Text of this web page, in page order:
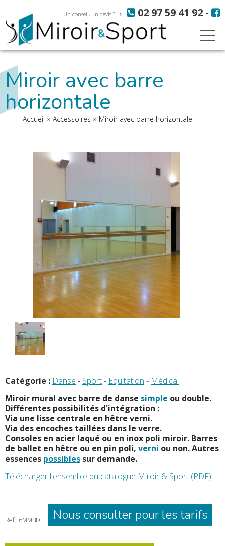
contenu
principal
Un conseil, un devis ? 02 97 59 41 92 -
Miroir avec barre
horizontale
Fil
Accueil Accessoires Miroir avec barre horizontale
Catégorie : Danse - Sport- Equitation - Médical
Miroir mural avec barre de danse simple ou double.
Différentes possibilités d'intégration :
Via une lisse centrale en hêtre verni.
Via des encoches taillées dans le verre.
Consoles en acier laqué ou en inox poli miroir. Barres
de ballet en hêtre ou en pin poli, verni ou non. Autres
essences possibles sur demande.
Télécharger l'ensemble du catalogue Miroir & Sport (PDF)
Ref : 6MMBD Nous consulter pour les tarifs